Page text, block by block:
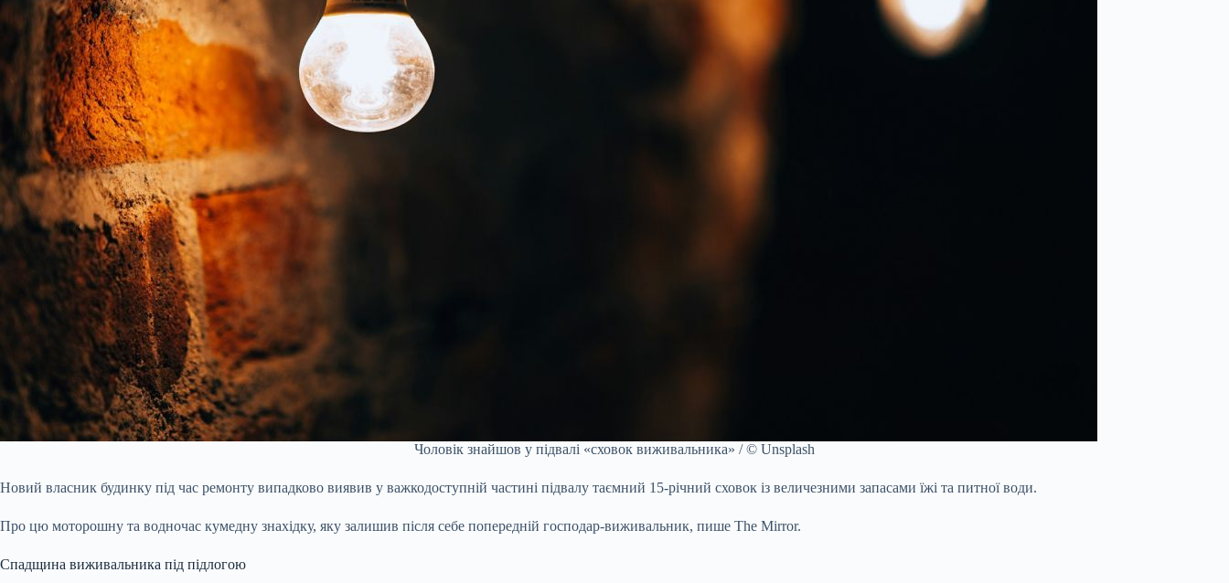
Чоловік знайшов у підвалі «сховок виживальника» / © Unsplash
Новий власник будинку під час ремонту випадково виявив у важкодоступній частині підвалу таємний 15-річний сховок із величезними запасами їжі та питної води.
Про цю моторошну та водночас кумедну знахідку, яку залишив після себе попередній господар-виживальник, пише The Mirror.
Спадщина виживальника під підлогою